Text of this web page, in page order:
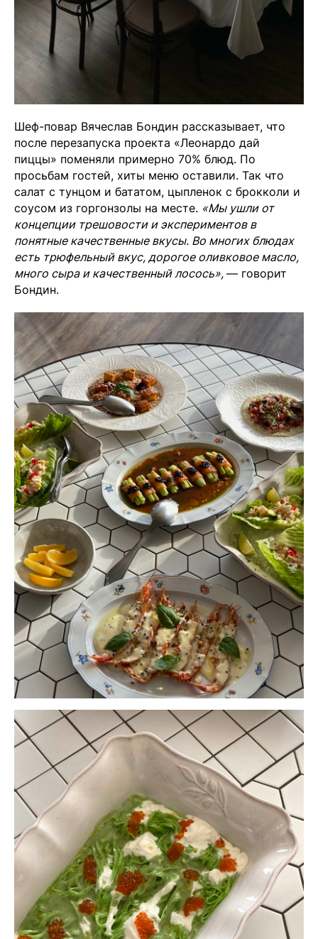
Шеф-повар Вячеслав Бондин рассказывает, что
после перезапуска проекта «Леонардо дай
пиццы» поменяли примерно 70% блюд. По
просьбам гостей, хиты меню оставили. Так что
салат с тунцом и бататом, цыпленок с брокколи и
соусом из горгонзолы на месте. «Мы ушли от
концепции трешовости и экспериментов в
понятные качественные вкусы. Во многих блюдах
есть трюфельный вкус, дорогое оливковое масло,
много сыра и качественный лосось», — говорит
Бондин.